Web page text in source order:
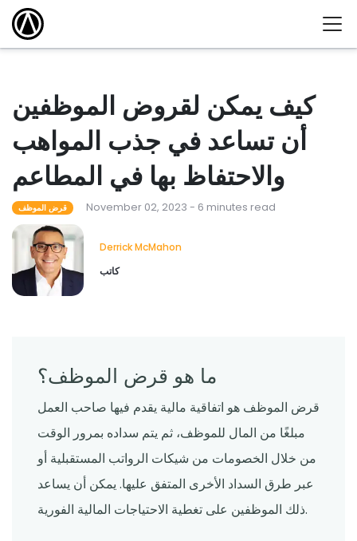
كيف يمكن لقروض الموظفين
أن تساعد في جذب المواهب
والاحتفاظ بها في المطاعم
قرض الموظف November 02, 2023 - 6 minutes read
Derrick McMahon
كاتب
ما هو قرض الموظف؟
قرض الموظف هو اتفاقية مالية يقدم فيها صاحب العمل
مبلغًا من المال للموظف، ثم يتم سداده بمرور الوقت
من خلال الخصومات من شيكات الرواتب المستقبلية أو
عبر طرق السداد الأخرى المتفق عليها. يمكن أن يساعد
ذلك الموظفين على تغطية الاحتياجات المالية الفورية.